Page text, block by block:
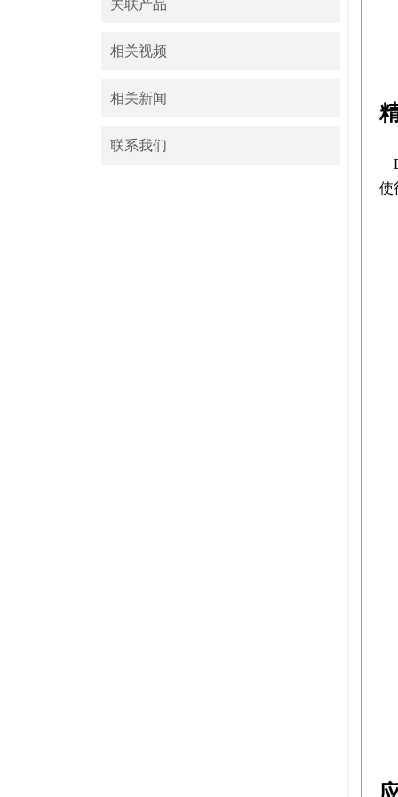
关联产品
相关视频
相关新闻
联系我们
使